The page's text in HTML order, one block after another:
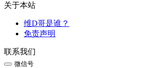
关于本站
维D哥是谁？
免责声明
联系我们
微信号